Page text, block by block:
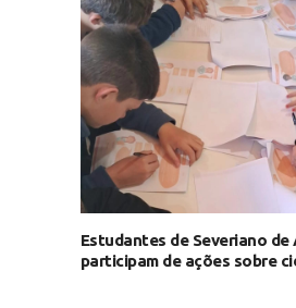
Estudantes de Severiano de
participam de ações sobre